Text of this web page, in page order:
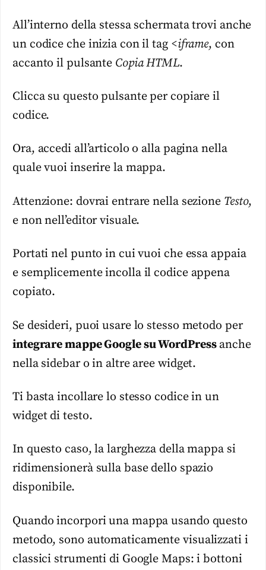
All’interno della stessa schermata trovi anche
un codice che inizia con il tag <iframe, con
accanto il pulsante Copia HTML.
Clicca su questo pulsante per copiare il
codice.
Ora, accedi all’articolo o alla pagina nella
quale vuoi inserire la mappa.
Attenzione: dovrai entrare nella sezione Testo,
e non nell’editor visuale.
Portati nel punto in cui vuoi che essa appaia
e semplicemente incolla il codice appena
copiato.
Se desideri, puoi usare lo stesso metodo per
integrare mappe Google su WordPressanche
nella sidebar o in altre aree widget.
Ti basta incollare lo stesso codice in un
widget di testo.
In questo caso, la larghezza della mappa si
ridimensionerà sulla base dello spazio
disponibile.
Quando incorpori una mappa usando questo
metodo, sono automaticamente visualizzati i
classici strumenti di Google Maps: i bottoni